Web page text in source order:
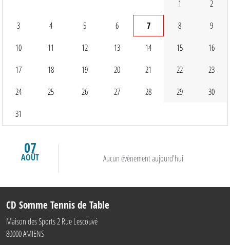
1 2
3 4 5 6 7 8 9
10 11 12 13 14 15 16
17 18 19 20 21 22 23
24 25 26 27 28 29 30
31
07
AOÛT Aucun évènement aujourd'hui
CD Somme Tennis de Table
Maison des Sports 2 Rue Lescouvé
80000AMIENS